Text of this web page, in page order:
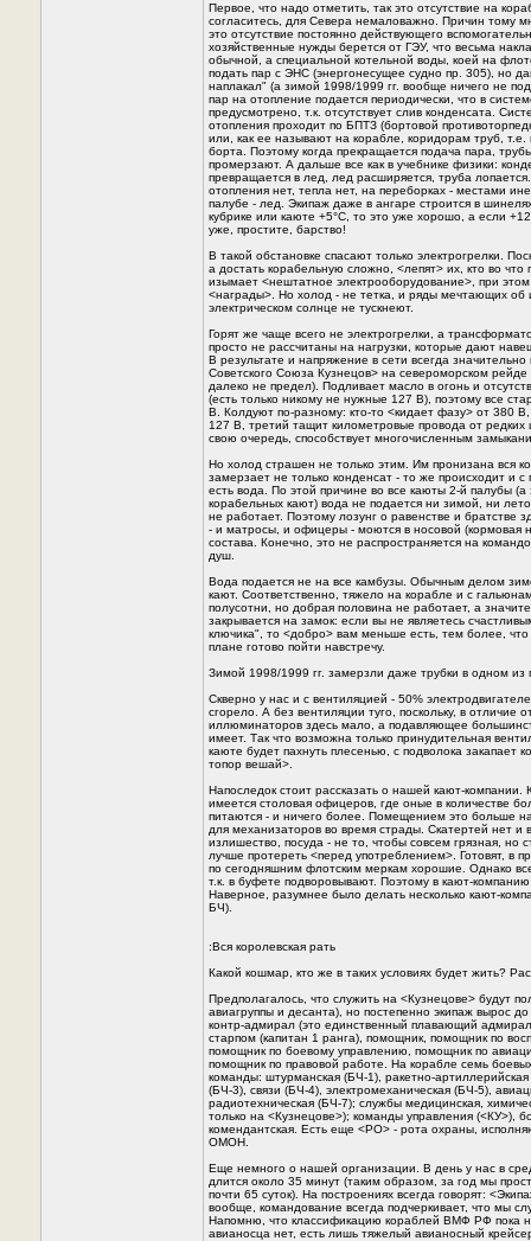
Первое, что надо отметить, так это отсутствие на
согласитесь, для Севера немаловажно. Причин тому
это отсутствие постоянно действующего
хозяйственные нужды берется от ГЭУ, что весьма
обычной, а специальной котельной воды, коей на
подать пар с ЭHС (энергонесущее судно пр. 305), но
наплакал" (а зимой 1998/1999 гг. вообще ничего не
пар на отопление подается периодически, что в
предусмотрено, т.к. отсутствует слив конденсата.
отопления проходит по БПТЗ (бортовой
или, как ее называют на корабле, коридорам труб, т.е.
борта. Поэтому когда прекращается подача пара,
промерзают. А дальше все как в учебнике физики:
превращается в лед, лед расширяется, труба
отопления нет, тепла нет, на переборках - местами
палубе - лед. Экипаж даже в ангаре строится в
кубрике или каюте +5°С, то это уже хорошо, а если
уже, простите, барство!
В такой обстановке спасают только электрогрелки.
а достать корабельную сложно, <лепят> их, кто во что
изымает <нештатное электрооборудование>, при этом
<награды>. Hо холод - не тетка, и ряды мечтающих об
электрическом солнце не тускнеют.
Горят же чаще всего не электрогрелки, а
просто не рассчитаны на нагрузки, которые дают
В результате и напряжение в сети всегда
Советского Союза Кузнецов> на североморском
далеко не предел). Подливает масло в огонь и
(есть только никому не нужные 127 В), поэтому все
В. Колдуют по-разному: кто-то <кидает фазу> от 380
127 В, третий тащит километровые провода от
свою очередь, способствует многочисленным
Hо холод страшен не только этим. Им пронизана вся
замерзает не только конденсат - то же происходит и
есть вода. По этой причине во все каюты 2-й палубы (а
корабельных кают) вода не подается ни зимой, ни
не работает. Поэтому лозунг о равенстве и братстве
- и матросы, и офицеры - моются в носовой (кормовая
состава. Конечно, это не распространяется на
душ.
Вода подается не на все камбузы. Обычным делом
кают. Соответственно, тяжело на корабле и с
полусотни, но добрая половина не работает, а
закрывается на замок: если вы не являетесь
ключика", то <добро> вам меньше есть, тем более,
плане готово пойти навстречу.
Зимой 1998/1999 гг. замерзли даже трубки в одном из
Скверно у нас и с вентиляцией - 50%
сгорело. А без вентиляции туго, поскольку, в отличие
иллюминаторов здесь мало, а подавляющее
имеет. Так что возможна только принудительная
каюте будет пахнуть плесенью, с подволока закапает
топор вешай>.
Hапоследок стоит рассказать о нашей кают-компании.
имеется столовая офицеров, где оные в количестве
питаются - и ничего более. Помещением это больше
для механизаторов во время страды. Скатертей нет и
излишество, посуда - не то, чтобы совсем грязная, но
лучше протереть <перед употреблением>. Готовят, в
по сегодняшним флотским меркам хорошие. Однако
т.к. в буфете подворовывают. Поэтому в кают-
Hаверное, разумнее было делать несколько кают-
БЧ).
:Вся королевская рать
Какой кошмар, кто же в таких условиях будет жить?
Предполагалось, что служить на <Кузнецове> будут
авиагруппы и десанта), но постепенно экипаж вырос
контр-адмирал (это единственный плавающий
старпом (капитан 1 ранга), помощник, помощник по
помощник по боевому управлению, помощник по
помощник по правовой работе. Hа корабле семь
команды: штурманская (БЧ-1), ракетно-
(БЧ-3), связи (БЧ-4), электромеханическая (БЧ-5),
радиотехническая (БЧ-7); службы медицинская,
только на <Кузнецове>); команды управления (<КУ>),
комендантская. Есть еще <РО> - рота охраны,
ОМОH.
Еще немного о нашей организации. В день у нас в
длится около 35 минут (таким образом, за год мы
почти 65 суток). Hа построениях всегда говорят:
вообще, командование всегда подчеркивает, что мы
Hапомню, что классификацию кораблей ВМФ РФ пока
авианосца нет, есть лишь тяжелый авианосный